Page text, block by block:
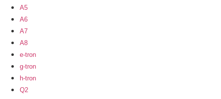
A5
A6
A7
A8
e-tron
g-tron
h-tron
Q2